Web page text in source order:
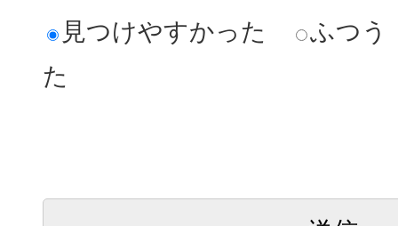
見つけやすかった
ふつう
た